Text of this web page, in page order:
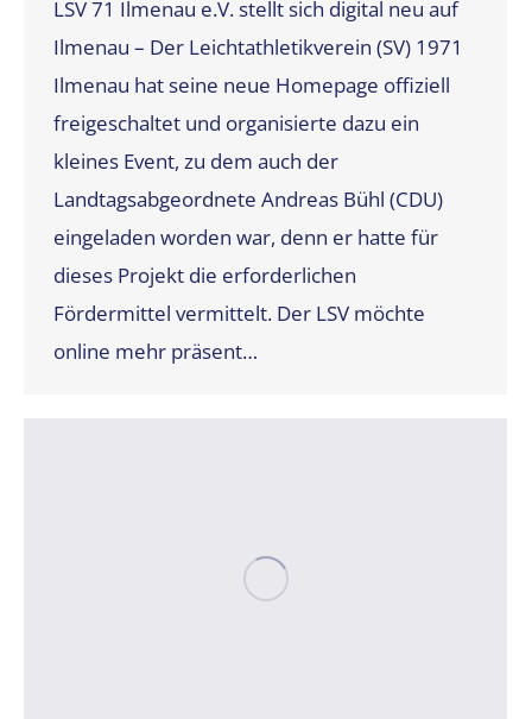
LSV 71 Ilmenau e.V. stellt sich digital neu auf
Ilmenau – Der Leichtathletikverein (SV) 1971
Ilmenau hat seine neue Homepage offiziell
freigeschaltet und organisierte dazu ein
kleines Event, zu dem auch der
Landtagsabgeordnete Andreas Bühl (CDU)
eingeladen worden war, denn er hatte für
dieses Projekt die erforderlichen
Fördermittel vermittelt. Der LSV möchte
online mehr präsent…